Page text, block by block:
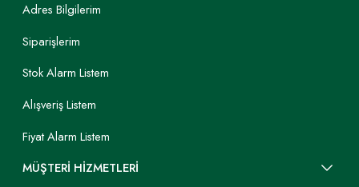
Adres Bilgilerim
Siparişlerim
Stok Alarm Listem
Alışveriş Listem
Fiyat Alarm Listem
MÜŞTERİ HİZMETLERİ